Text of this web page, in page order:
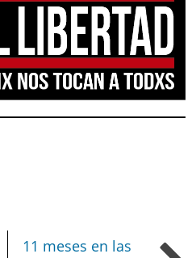
11 meses en las